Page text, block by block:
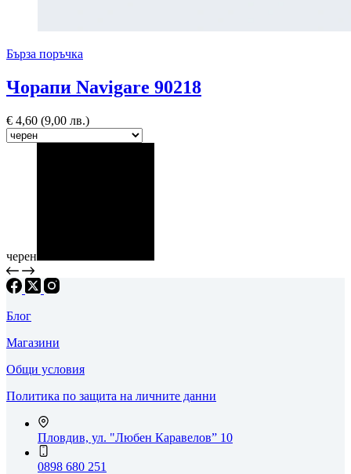
Бърза поръчка
Чорапи Navigare 90218
€ 4,60 (9,00 лв.)
черен
Блог
Магазини
Общи условия
Политика по защита на личните данни
Пловдив, ул. "Любен Каравелов” 10
0898 680 251